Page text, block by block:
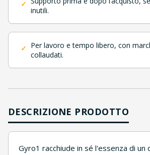
✓
inutili.
✓ Per lavoro e tempo libero, con
collaudati.
DESCRIZIONE PRODOTTO
Gyro1 racchiude in sé l'essenza di un